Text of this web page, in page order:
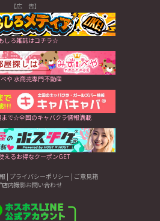
【広 告】
しろ雑誌はコチラ☆
や 水商売専門不動産
で☆全国のキャバクラ情報満載
えるお得なクーポンGET
| プライバシーポリシー | ご意見箱
店内撮影お問い合わせ